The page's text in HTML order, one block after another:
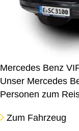
Mercedes Benz
Unser Mercedes
Personen zum
Zum Fahrzeug